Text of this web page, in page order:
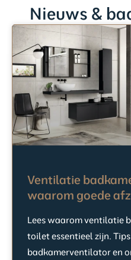
Nieuws &
Ventilatie
waarom goede
Lees waarom ventilatie
toilet essentieel zijn.
badkamerventilator en